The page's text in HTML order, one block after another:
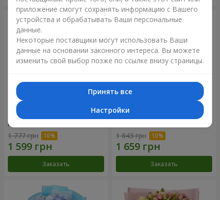
Композиция "Нежное
прикосновение"
1 777 грн
Заказать
Букет "Розовый вкус
1 843 грн
Заказать
приложение смогут сохранять информацию с Вашего
устройства и обрабатывать Ваши персональные
данные.
Некоторые поставщики могут использовать Ваши
данные на основании законного интереса. Вы можете
изменить свой выбор позже по ссылке внизу страницы.
Принять все
Настройки